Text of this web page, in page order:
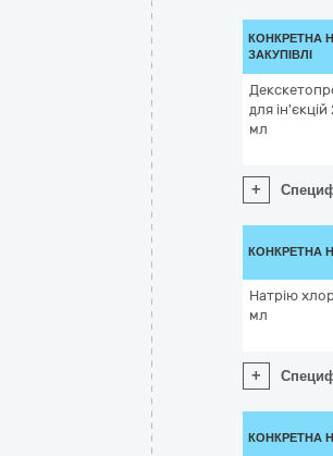
КОНКРЕТНА
ЗАКУПІВЛІ
для
мл
+
КОНКРЕТНА
Натрію
мл
+
КОНКРЕТНА